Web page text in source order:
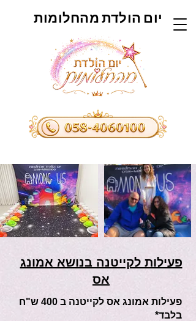
יום הולדת מהחלומות
פעילות לקייטנה בנושא אמונג
אס
פעילות אמונג אס לקייטנה ב 400 ש"ח
בלבד*